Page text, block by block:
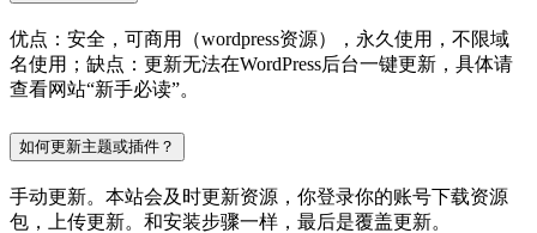
优点：安全，可商用（wordpress资源），永久使用，不限域
名使用；缺点：更新无法在WordPress后台一键更新，具体请
查看网站“新手必读”。
如何更新主题或插件？
手动更新。本站会及时更新资源，你登录你的账号下载资源
包，上传更新。和安装步骤一样，最后是覆盖更新。